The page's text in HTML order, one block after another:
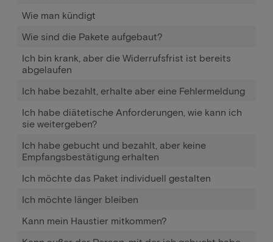
Wie man kündigt
Wie sind die Pakete aufgebaut?
Ich bin krank, aber die Widerrufsfrist ist bereits
abgelaufen
Ich habe bezahlt, erhalte aber eine Fehlermeldung
Ich habe diätetische Anforderungen, wie kann ich
sie weitergeben?
Ich habe gebucht und bezahlt, aber keine
Empfangsbestätigung erhalten
Ich möchte das Paket individuell gestalten
Ich möchte länger bleiben
Kann mein Haustier mitkommen?